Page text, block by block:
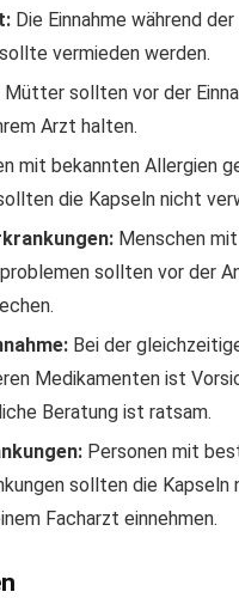
Die Einnahme während der
vermieden werden.
sollten vor der
Arzt halten.
mit bekannten Allergien
die Kapseln nicht
Menschen mit
sollten vor der
Bei der
Medikamenten ist
Beratung ist ratsam.
Personen mit
sollten die Kapseln
Facharzt einnehmen.